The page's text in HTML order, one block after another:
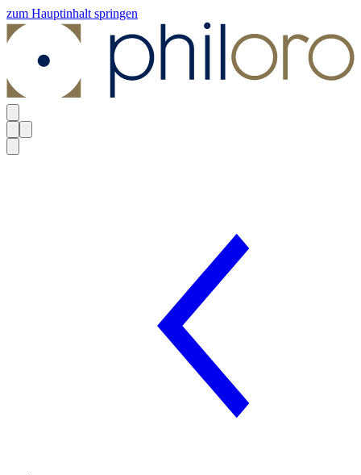
zum Hauptinhalt springen